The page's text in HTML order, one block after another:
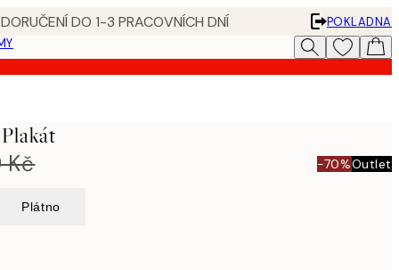
DO 1-3 PRACOVNÍCH DNÍ
POKLADNA
Kč -70%Outlet
Plátno